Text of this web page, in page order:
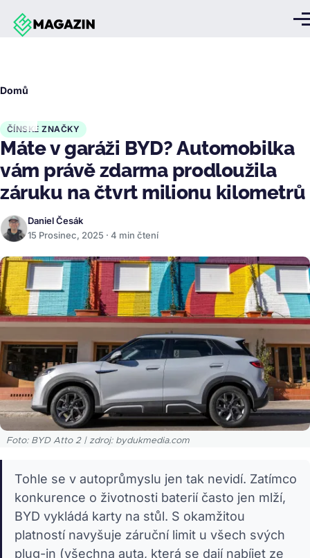
Přejít k hlavnímu obsahu
Domů
ČÍNSKÉ ZNAČKY
Máte v garáži BYD? Automobilka
vám právě zdarma prodloužila
záruku na čtvrt milionu kilometrů
Daniel Česák
15 Prosinec, 2025 · 4 min čtení
Foto: BYD Atto 2 | zdroj: bydukmedia.com
Tohle se v autoprůmyslu jen tak nevidí. Zatímco
konkurence o životnosti baterií často jen mlží,
BYD vykládá karty na stůl. S okamžitou
platností navyšuje záruční limit u všech svých
plug-in (všechna auta, která se dají nabíjet ze